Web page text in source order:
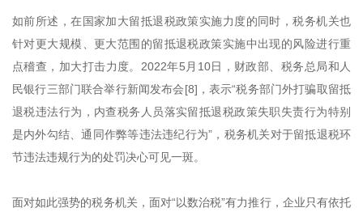
如前所述，在国家加大留抵退税政策实施力度的同时，税务机关也
针对更大规模、更大范围的留抵退税政策实施中出现的风险进行重
点稽查，加大打击力度。2022年5月10日，财政部、税务总局和人
民银行三部门联合举行新闻发布会[8]，表示“税务部门外打骗取留抵
退税违法行为，内查税务人员落实留抵退税政策失职失责行为特别
是内外勾结、通同作弊等违法违纪行为”，税务机关对于留抵退税环
节违法违规行为的处罚决心可见一斑。
面对如此强势的税务机关，面对“以数治税”有力推行，企业只有依托